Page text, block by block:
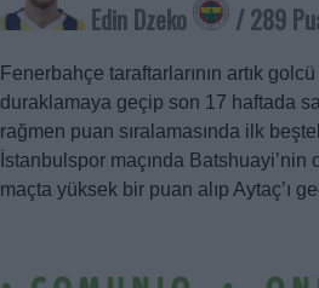
Edin Dzeko / 289
Fenerbahçe taraftarlarının artık
duraklamaya geçip son 17 haftada
rağmen puan sıralamasında ilk
İstanbulspor maçında
maçta yüksek bir puan alıp Aytaç’ı